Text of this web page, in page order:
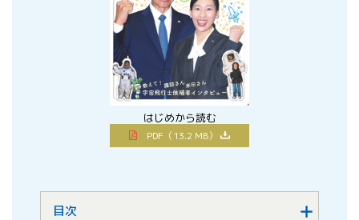
はじめから読む
PDF（13.2 MB）
目次